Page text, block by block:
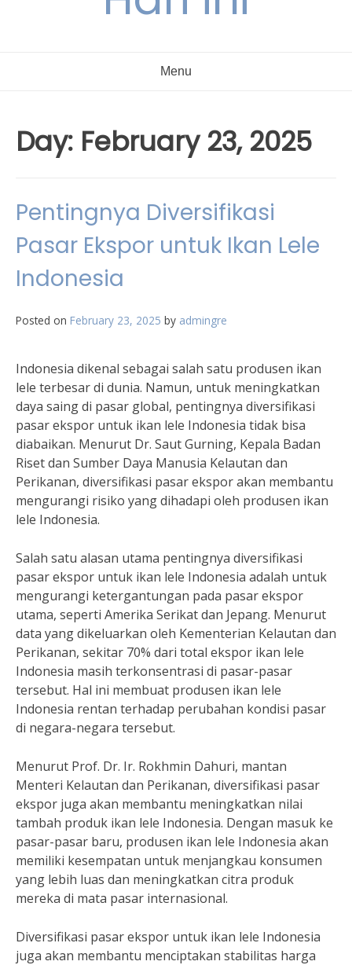
Menu
Day: February 23, 2025
Pentingnya Diversifikasi
Pasar Ekspor untuk Ikan Lele
Indonesia
Posted on February 23, 2025 by admingre
Indonesia dikenal sebagai salah satu produsen ikan
lele terbesar di dunia. Namun, untuk meningkatkan
daya saing di pasar global, pentingnya diversifikasi
pasar ekspor untuk ikan lele Indonesia tidak bisa
diabaikan. Menurut Dr. Saut Gurning, Kepala Badan
Riset dan Sumber Daya Manusia Kelautan dan
Perikanan, diversifikasi pasar ekspor akan membantu
mengurangi risiko yang dihadapi oleh produsen ikan
lele Indonesia.
Salah satu alasan utama pentingnya diversifikasi
pasar ekspor untuk ikan lele Indonesia adalah untuk
mengurangi ketergantungan pada pasar ekspor
utama, seperti Amerika Serikat dan Jepang. Menurut
data yang dikeluarkan oleh Kementerian Kelautan dan
Perikanan, sekitar 70% dari total ekspor ikan lele
Indonesia masih terkonsentrasi di pasar-pasar
tersebut. Hal ini membuat produsen ikan lele
Indonesia rentan terhadap perubahan kondisi pasar
di negara-negara tersebut.
Menurut Prof. Dr. Ir. Rokhmin Dahuri, mantan
Menteri Kelautan dan Perikanan, diversifikasi pasar
ekspor juga akan membantu meningkatkan nilai
tambah produk ikan lele Indonesia. Dengan masuk ke
pasar-pasar baru, produsen ikan lele Indonesia akan
memiliki kesempatan untuk menjangkau konsumen
yang lebih luas dan meningkatkan citra produk
mereka di mata pasar internasional.
Diversifikasi pasar ekspor untuk ikan lele Indonesia
juga akan membantu menciptakan stabilitas harga